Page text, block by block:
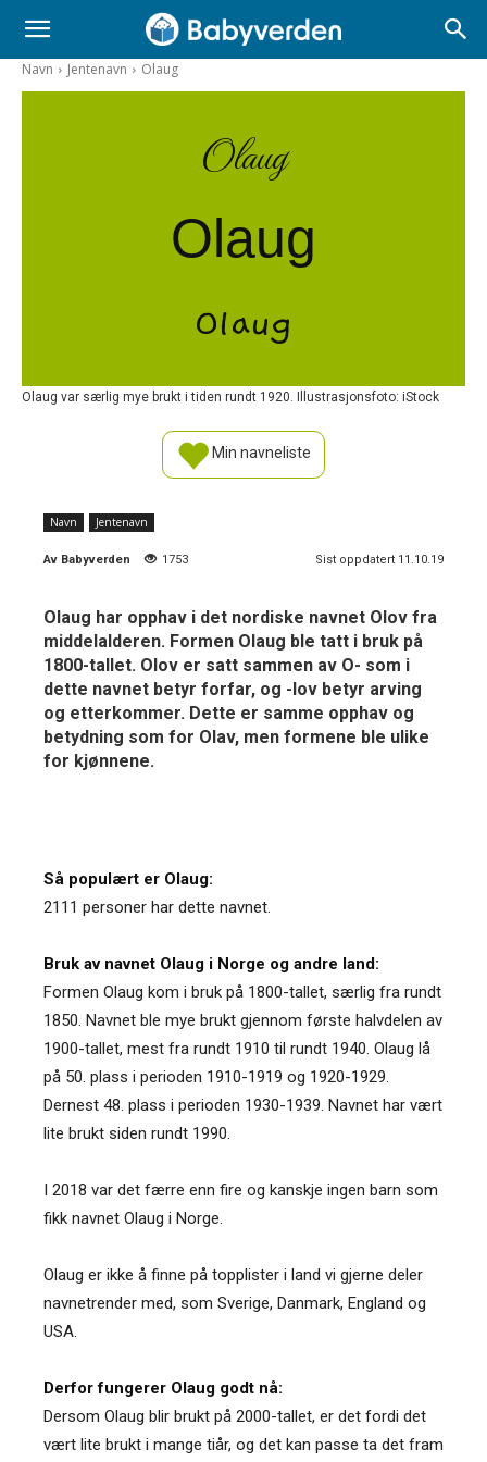
Navn Jentenavn Olaug
Olaug
Olaug
Olaug
Olaug var særlig mye brukt i tiden rundt 1920. Illustrasjonsfoto: iStock
Min navneliste
Navn Jentenavn
Av Babyverden 1753 Sist oppdatert 11.10.19
Olaug har opphav i det nordiske navnet Olov fra
middelalderen. Formen Olaug ble tatt i bruk på
1800-tallet. Olov er satt sammen av O- som i
dette navnet betyr forfar, og -lov betyr arving
og etterkommer. Dette er samme opphav og
betydning som for Olav, men formene ble ulike
for kjønnene.
Så populært er Olaug:
2111 personer har dette navnet.
Bruk av navnet Olaug i Norge og andre land:
Formen Olaug kom i bruk på 1800-tallet, særlig fra rundt
1850. Navnet ble mye brukt gjennom første halvdelen av
1900-tallet, mest fra rundt 1910 til rundt 1940. Olaug lå
på 50. plass i perioden 1910-1919 og 1920-1929.
Dernest 48. plass i perioden 1930-1939. Navnet har vært
lite brukt siden rundt 1990.
I 2018 var det færre enn fire og kanskje ingen barn som
fikk navnet Olaug i Norge.
Olaug er ikke å finne på topplister i land vi gjerne deler
navnetrender med, som Sverige, Danmark, England og
USA.
Derfor fungerer Olaug godt nå:
Dersom Olaug blir brukt på 2000-tallet, er det fordi det
vært lite brukt i mange tiår, og det kan passe ta det fram